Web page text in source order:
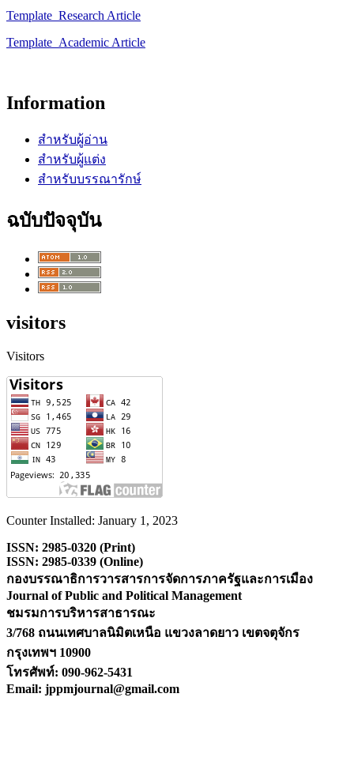
Template_Research Article
Template_Academic Article
Information
สำหรับผู้อ่าน
สำหรับผู้แต่ง
สำหรับบรรณารักษ์
ฉบับปัจจุบัน
visitors
Visitors
Counter Installed: January 1, 2023
ISSN: 2985-0320 (Print)
ISSN: 2985-0339 (Online)
กองบรรณาธิการวารสารการจัดการภาครัฐและการเมือง
Journal of Public and Political Management
ชมรมการบริหารสาธารณะ
3/768 ถนนเทศบาลนิมิตเหนือ แขวงลาดยาว เขตจตุจักร
กรุงเทพฯ 10900
โทรศัพท์: 090-962-5431
Email: jppmjournal@gmail.com